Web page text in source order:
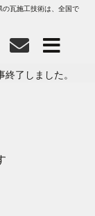
の瓦施工技術は、全国で
了しました。